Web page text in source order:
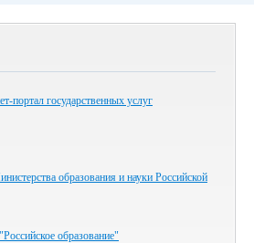
портал государственных услуг
образования и науки Российской
образование"